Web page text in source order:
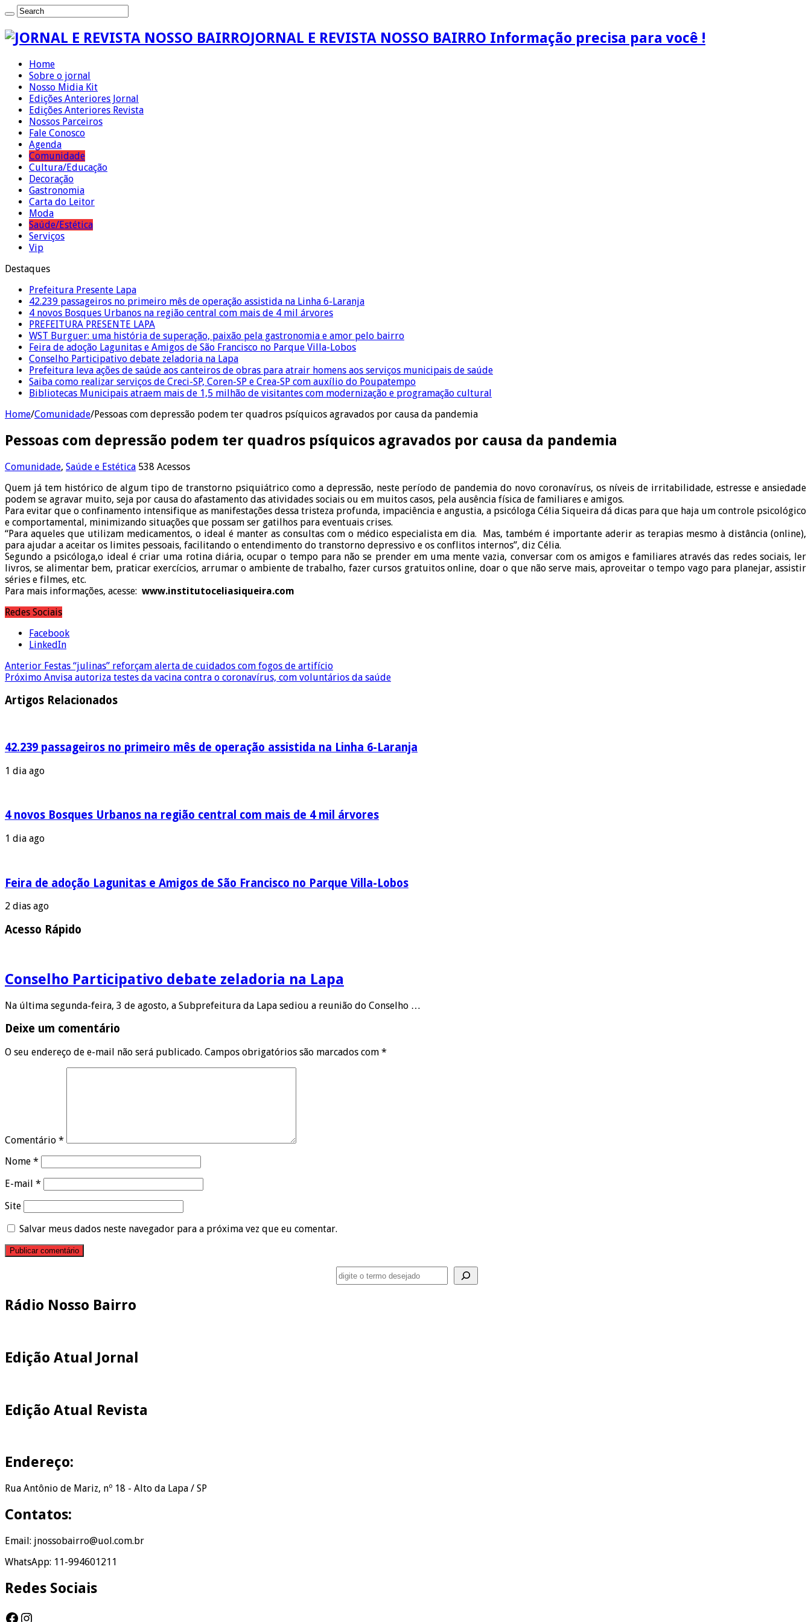
JORNAL E REVISTA NOSSO BAIRRO Informação precisa para você !
Home
Sobre o jornal
Nosso Midia Kit
Edições Anteriores Jornal
Edições Anteriores Revista
Nossos Parceiros
Fale Conosco
Agenda
Comunidade
Cultura/Educação
Decoração
Gastronomia
Carta do Leitor
Moda
Saúde/Estética
Serviços
Vip
Destaques
Prefeitura Presente Lapa
42.239 passageiros no primeiro mês de operação assistida na Linha 6-Laranja
4 novos Bosques Urbanos na região central com mais de 4 mil árvores
PREFEITURA PRESENTE LAPA
WST Burguer: uma história de superação, paixão pela gastronomia e amor pelo bairro
Feira de adoção Lagunitas e Amigos de São Francisco no Parque Villa-Lobos
Conselho Participativo debate zeladoria na Lapa
Prefeitura leva ações de saúde aos canteiros de obras para atrair homens aos serviços municipais de saúde
Saiba como realizar serviços de Creci-SP, Coren-SP e Crea-SP com auxílio do Poupatempo
Bibliotecas Municipais atraem mais de 1,5 milhão de visitantes com modernização e programação cultural
Home/Comunidade/Pessoas com depressão podem ter quadros psíquicos agravados por causa da pandemia
Pessoas com depressão podem ter quadros psíquicos agravados por causa da pandemia
Comunidade, Saúde e Estética 538 Acessos
Quem já tem histórico de algum tipo de transtorno psiquiátrico como a depressão, neste período de pandemia do novo coronavírus, os níveis de irritabilidade, estresse e ansiedade
podem se agravar muito, seja por causa do afastamento das atividades sociais ou em muitos casos, pela ausência física de familiares e amigos.
Para evitar que o confinamento intensifique as manifestações dessa tristeza profunda, impaciência e angustia, a psicóloga Célia Siqueira dá dicas para que haja um controle psicológico
e comportamental, minimizando situações que possam ser gatilhos para eventuais crises.
“Para aqueles que utilizam medicamentos, o ideal é manter as consultas com o médico especialista em dia. Mas, também é importante aderir as terapias mesmo à distância (online),
para ajudar a aceitar os limites pessoais, facilitando o entendimento do transtorno depressivo e os conflitos internos”, diz Célia.
Segundo a psicóloga,o ideal é criar uma rotina diária, ocupar o tempo para não se prender em uma mente vazia, conversar com os amigos e familiares através das redes sociais, ler
livros, se alimentar bem, praticar exercícios, arrumar o ambiente de trabalho, fazer cursos gratuitos online, doar o que não serve mais, aproveitar o tempo vago para planejar, assistir
séries e filmes, etc.
Para mais informações, acesse: www.institutoceliasiqueira.com
Redes Sociais
Facebook
LinkedIn
Anterior Festas “julinas” reforçam alerta de cuidados com fogos de artifício
Próximo Anvisa autoriza testes da vacina contra o coronavírus, com voluntários da saúde
Artigos Relacionados
42.239 passageiros no primeiro mês de operação assistida na Linha 6-Laranja
1 dia ago
4 novos Bosques Urbanos na região central com mais de 4 mil árvores
1 dia ago
Feira de adoção Lagunitas e Amigos de São Francisco no Parque Villa-Lobos
2 dias ago
Acesso Rápido
Conselho Participativo debate zeladoria na Lapa
Na última segunda-feira, 3 de agosto, a Subprefeitura da Lapa sediou a reunião do Conselho …
Deixe um comentário
O seu endereço de e-mail não será publicado. Campos obrigatórios são marcados com *
Comentário *
Nome *
E-mail *
Site
Salvar meus dados neste navegador para a próxima vez que eu comentar.
Rádio Nosso Bairro
Edição Atual Jornal
Edição Atual Revista
Endereço:
Rua Antônio de Mariz, nº 18 - Alto da Lapa / SP
Contatos:
Email: jnossobairro@uol.com.br
WhatsApp: 11-994601211
Redes Sociais
Facebook
Instagram